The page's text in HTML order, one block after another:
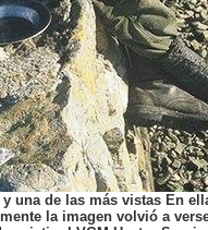
una de las más vistas En
la imagen volvió a